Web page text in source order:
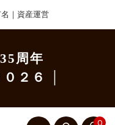
｜資産運営
周年
２６ │
0